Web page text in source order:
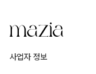
사업자 정보